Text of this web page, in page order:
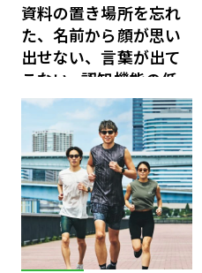
資料の置き場所を忘れ
た、名前から顔が思い
出せない、言葉が出て
こない…認知機能の低
下を救う、脳のインナ
ーケアとは